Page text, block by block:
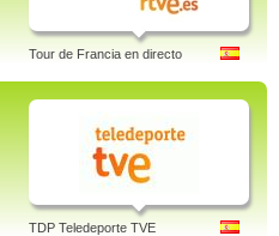
Tour de Francia en directo
TDP Teledeporte TVE